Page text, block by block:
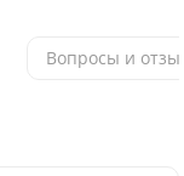
Вопросы и